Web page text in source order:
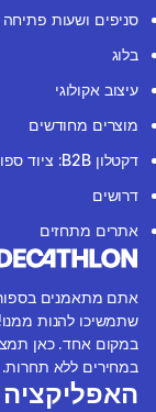
סניפים ושעות פתיחה
בלוג
עיצוב אקולוגי
מוצרים מחודשים
דקטלון B2B: ציוד ספורט למוסדות
דרושים
אתרים מתחזים
אתם מתאמנים
שתמשיכו להנות
במקום אחד. כאן
במחירים ללא תחרות. DECATHLON. עושים ספורט יחד!
האפליקציה